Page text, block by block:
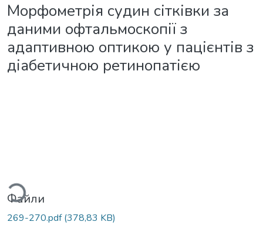
Морфометрія судин сітківки за
даними офтальмоскопії з
адаптивною оптикою у пацієнтів з
діабетичною ретинопатією
Файли
269-270.pdf(378,83 KB)